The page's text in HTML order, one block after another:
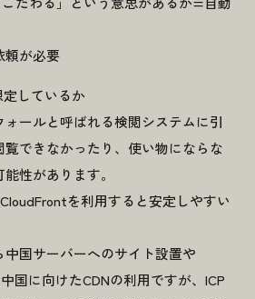
2026.05.07
ちな体裁まとめ —コピペで使える便利なCSSジェ
Tips
が必要
しているか
ールと呼ばれる検閲システムに引
覧できなかったり、使い物にならな
性があります。
を利用すると安定しやすい
国サーバーへのサイト設置や
国に向けたCDNの利用ですが、ICP